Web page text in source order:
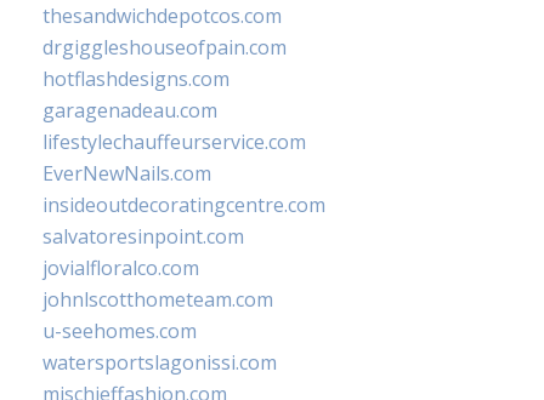
thesandwichdepotcos.com
drgiggleshouseofpain.com
hotflashdesigns.com
garagenadeau.com
lifestylechauffeurservice.com
EverNewNails.com
insideoutdecoratingcentre.com
salvatoresinpoint.com
jovialfloralco.com
johnlscotthometeam.com
u-seehomes.com
watersportslagonissi.com
mischieffashion.com